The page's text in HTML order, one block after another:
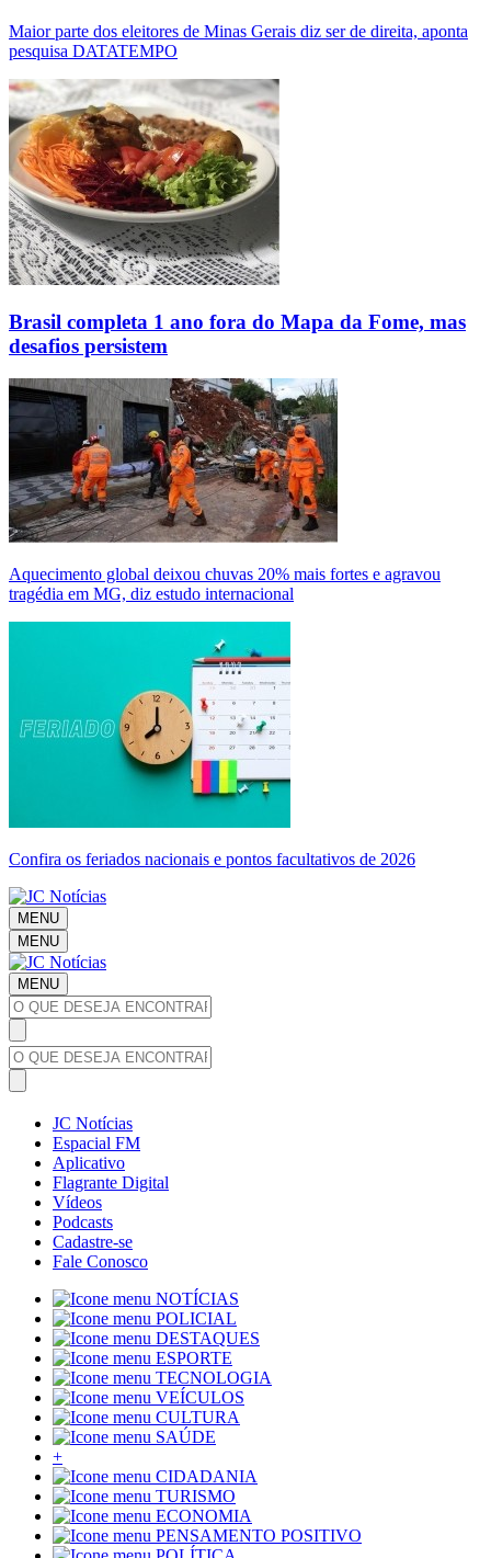
Maior parte dos eleitores de Minas Gerais diz ser de direita, aponta
pesquisa DATATEMPO
Brasil completa 1 ano fora do Mapa da Fome, mas
desafios persistem
Aquecimento global deixou chuvas 20% mais fortes e agravou
tragédia em MG, diz estudo internacional
Confira os feriados nacionais e pontos facultativos de 2026
MENU
MENU
MENU
JC Notícias
Espacial FM
Aplicativo
Flagrante Digital
Vídeos
Podcasts
Cadastre-se
Fale Conosco
NOTÍCIAS
POLICIAL
DESTAQUES
ESPORTE
TECNOLOGIA
VEÍCULOS
CULTURA
SAÚDE
+
CIDADANIA
TURISMO
ECONOMIA
PENSAMENTO POSITIVO